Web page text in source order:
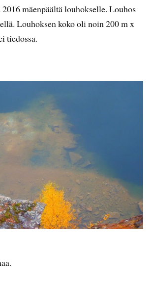
mäenpäältä louhokselle. Louhos
Louhoksen koko oli noin 200 m x
tiedossa.